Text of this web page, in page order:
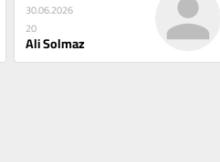
30.06.2026
20
Ali Solmaz